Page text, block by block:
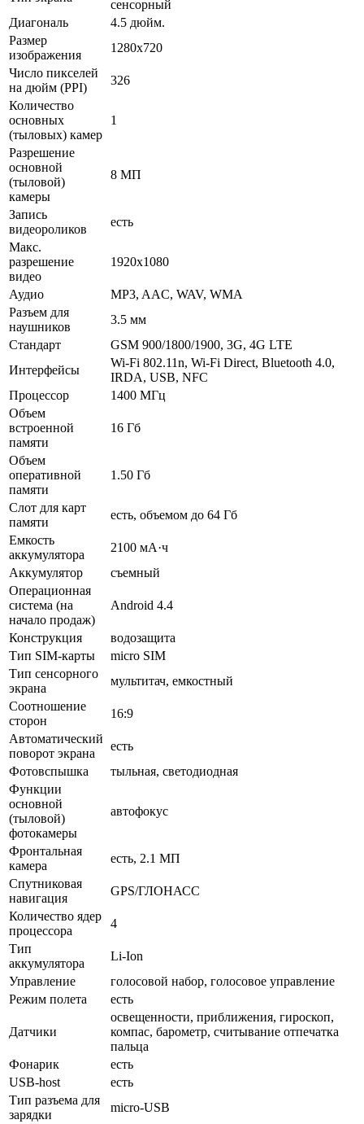
сенсорный
Диагональ
4.5 дюйм.
Размер
изображения
1280x720
Число пикселей
на дюйм (PPI)
326
Количество
основных
(тыловых) камер
1
Разрешение
основной
(тыловой)
камеры
8 МП
Запись
видеороликов
есть
Макс.
разрешение
видео
1920x1080
Аудио
MP3, AAC, WAV, WMA
Разъем для
наушников
3.5 мм
Стандарт
GSM 900/1800/1900, 3G, 4G LTE
Интерфейсы
Wi-Fi 802.11n, Wi-Fi Direct, Bluetooth 4.0,
IRDA, USB, NFC
Процессор
1400 МГц
Объем
встроенной
памяти
16 Гб
Объем
оперативной
памяти
1.50 Гб
Слот для карт
памяти
есть, объемом до 64 Гб
Емкость
аккумулятора
2100 мА·ч
Аккумулятор
съемный
Операционная
система (на
начало продаж)
Android 4.4
Конструкция
водозащита
Тип SIM-карты
micro SIM
Тип сенсорного
экрана
мультитач, емкостный
Соотношение
сторон
16:9
Автоматический
поворот экрана
есть
Фотовспышка
тыльная, светодиодная
Функции
основной
(тыловой)
фотокамеры
автофокус
Фронтальная
камера
есть, 2.1 МП
Спутниковая
навигация
GPS/ГЛОНАСС
Количество ядер
процессора
4
Тип
аккумулятора
Li-Ion
Управление
голосовой набор, голосовое управление
Режим полета
есть
Датчики
освещенности, приближения, гироскоп,
компас, барометр, считывание отпечатка
пальца
Фонарик
есть
USB-host
есть
Тип разъема для
зарядки
micro-USB